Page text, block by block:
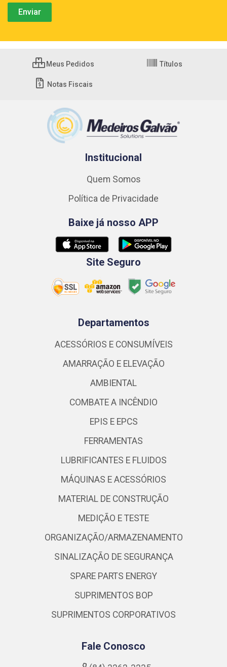
Meus Pedidos Títulos
Notas Fiscais
Institucional
Quem Somos
Política de Privacidade
Baixe já nosso APP
Site Seguro
Departamentos
ACESSÓRIOS E CONSUMÍVEIS
AMARRAÇÃO E ELEVAÇÃO
AMBIENTAL
COMBATE A INCÊNDIO
EPIS E EPCS
FERRAMENTAS
LUBRIFICANTES E FLUIDOS
MÁQUINAS E ACESSÓRIOS
MATERIAL DE CONSTRUÇÃO
MEDIÇÃO E TESTE
ORGANIZAÇÃO/ARMAZENAMENTO
SINALIZAÇÃO DE SEGURANÇA
SPARE PARTS ENERGY
SUPRIMENTOS BOP
SUPRIMENTOS CORPORATIVOS
Fale Conosco